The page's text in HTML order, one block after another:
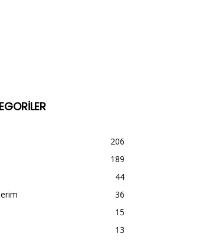
206
189
44
36
15
13